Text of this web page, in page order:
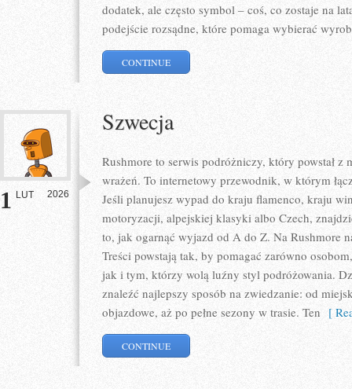
dodatek, ale często symbol – coś, co zostaje na
podejście rozsądne, które pomaga wybierać
CONTINUE
1 LUT 2026
Szwecja
Rushmore to serwis podróżniczy, który powstał z
wrażeń. To internetowy przewodnik, w którym
Jeśli planujesz wypad do kraju flamenco, kraju
motoryzacji, alpejskiej klasyki albo Czech,
to, jak ogarnąć wyjazd od A do Z. Na Rushmore
Treści powstają tak, by pomagać zarówno
jak i tym, którzy wolą luźny styl podróżowania.
znaleźć najlepszy sposób na zwiedzanie: od
objazdowe, aż po pełne sezony w trasie. Ten [
CONTINUE